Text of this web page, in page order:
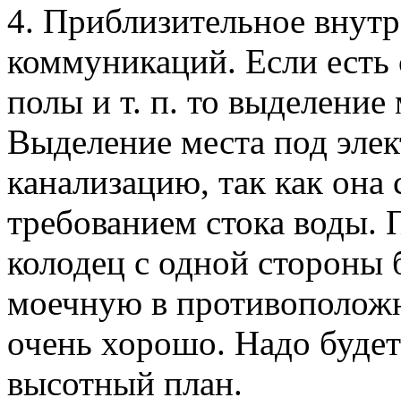
4. Приблизительное
коммуникаций. Если есть
полы и т. п. то выделение
Выделение места под
канализацию, так как она
требованием стока воды.
колодец с одной стороны
моечную в
очень хорошо. Надо
высотный план.